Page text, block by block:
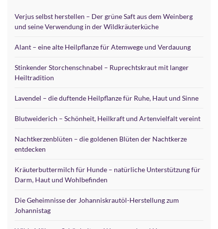
Verjus selbst herstellen – Der grüne Saft aus dem Weinberg
und seine Verwendung in der Wildkräuterküche
Alant – eine alte Heilpflanze für Atemwege und Verdauung
Stinkender Storchenschnabel – Ruprechtskraut mit langer
Heiltradition
Lavendel – die duftende Heilpflanze für Ruhe, Haut und Sinne
Blutweiderich – Schönheit, Heilkraft und Artenvielfalt vereint
Nachtkerzenblüten – die goldenen Blüten der Nachtkerze
entdecken
Kräuterbuttermilch für Hunde – natürliche Unterstützung für
Darm, Haut und Wohlbefinden
Die Geheimnisse der Johanniskrautöl-Herstellung zum
Johannistag